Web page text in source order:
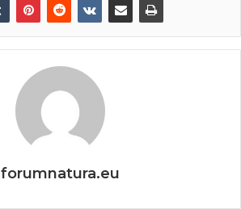
forumnatura.eu